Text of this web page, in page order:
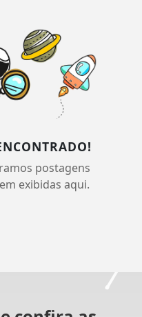
postagens
exibidas aqui.